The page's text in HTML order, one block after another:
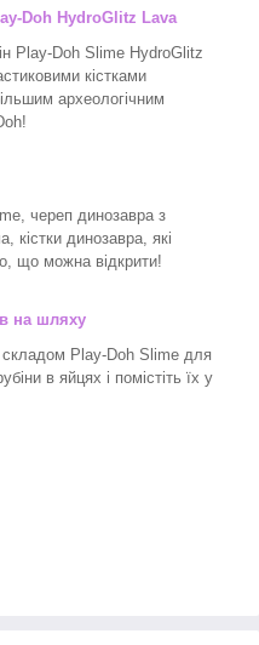
Doh HydroGlitz Lava
Play-Doh Slime HydroGlitz
кістками
археологічним
череп динозавра з
кістки динозавра, які
що можна відкрити!
на шляху
Play-Doh Slime для
в яйцях і помістіть їх у